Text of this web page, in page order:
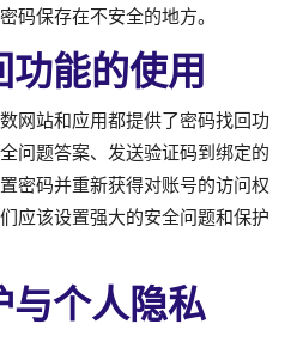
码保存在不安全的地方。
能的使用
网站和应用都提供了密码找回功
问题答案、发送验证码到绑定的
密码并重新获得对账号的访问权
应该设置强大的安全问题和保护
与个人隐私